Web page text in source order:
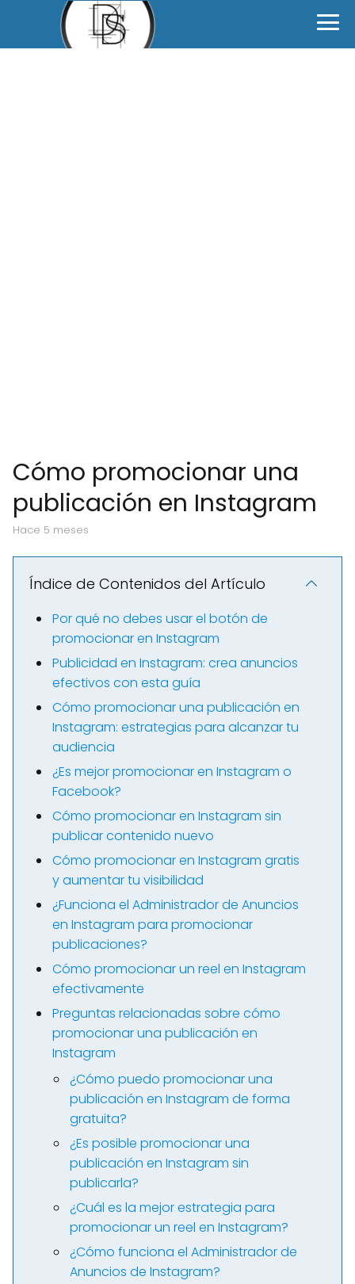
Cómo promocionar una
publicación en Instagram
hace 5 meses
Índice de Contenidos del Artículo
Por qué no debes usar el botón de
promocionar en Instagram
Publicidad en Instagram: crea anuncios
efectivos con esta guía
Cómo promocionar una publicación en
Instagram: estrategias para alcanzar tu
audiencia
¿Es mejor promocionar en Instagram o
Facebook?
Cómo promocionar en Instagram sin
publicar contenido nuevo
Cómo promocionar en Instagram gratis
y aumentar tu visibilidad
¿Funciona el Administrador de Anuncios
en Instagram para promocionar
publicaciones?
Cómo promocionar un reel en Instagram
efectivamente
Preguntas relacionadas sobre cómo
promocionar una publicación en
Instagram
¿Cómo puedo promocionar una
publicación en Instagram de forma
gratuita?
¿Es posible promocionar una
publicación en Instagram sin
publicarla?
¿Cuál es la mejor estrategia para
promocionar un reel en Instagram?
¿Cómo funciona el Administrador de
Anuncios de Instagram?